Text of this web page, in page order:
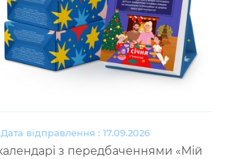
Дата відправлення : 17.09.2026
з передбаченнями «Мій